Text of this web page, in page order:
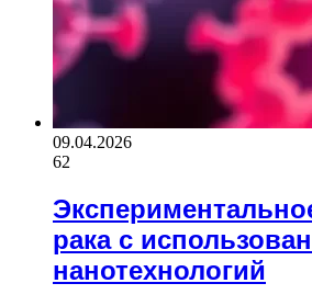
09.04.2026
62
рака с
нанотехнологий